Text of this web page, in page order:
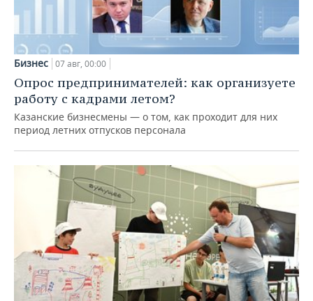
Бизнес 07 авг, 00:00
Опрос предпринимателей: как организуете
работу с кадрами летом?
Казанские бизнесмены — о том, как проходит для них
период летних отпусков персонала